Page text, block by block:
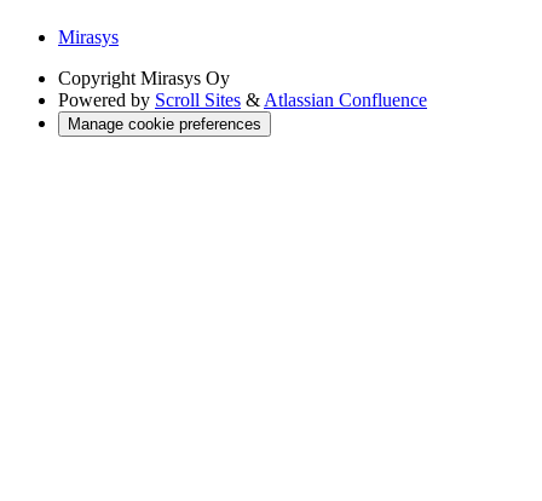
Mirasys
Copyright Mirasys Oy
Powered by Scroll Sites & Atlassian Confluence
Manage cookie preferences